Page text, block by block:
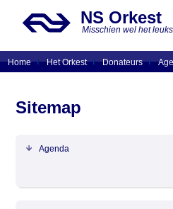
NS Orkest
Misschien wel het
Home Het Orkest Donateurs
Sitemap
Agenda